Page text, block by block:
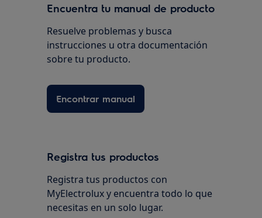
Encuentra tu manual de producto
Resuelve problemas y busca
instrucciones u otra documentación
sobre tu producto.
Encontrar manual
Registra tus productos
Registra tus productos con
MyElectrolux y encuentra todo lo que
necesitas en un solo lugar.